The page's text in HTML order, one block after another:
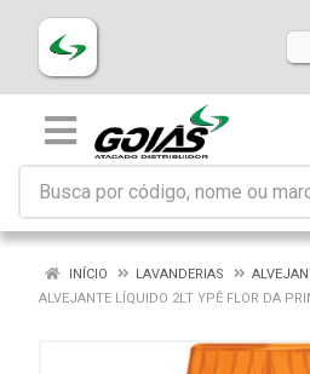
INÍCIO LAVANDERIAS
ALVEJANTE LÍQUIDO 2LT YPÊ FLOR DA